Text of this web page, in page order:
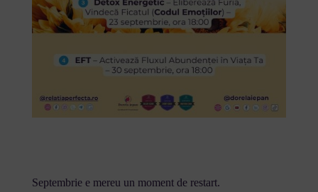
Septembrie e mereu un moment de restart.